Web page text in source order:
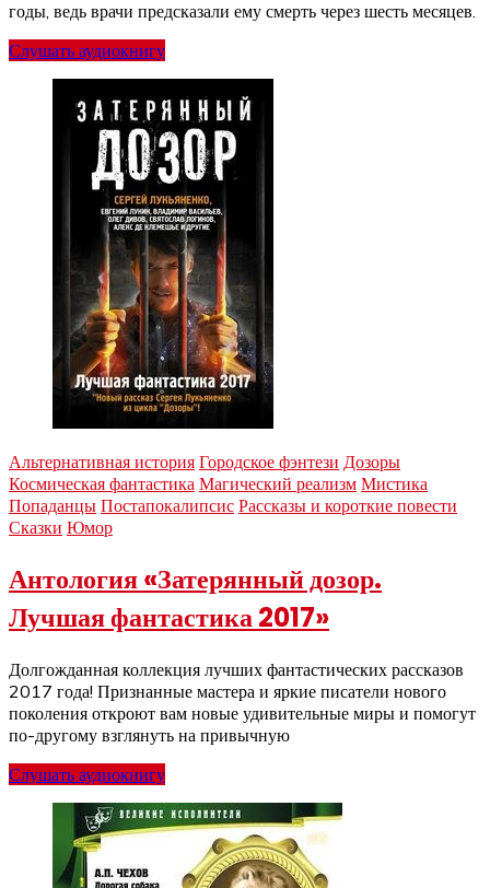
годы, ведь врачи предсказали ему смерть через шесть месяцев.
Слушать аудиокнигу
Альтернативная история Городское фэнтези Дозоры
Космическая фантастика Магический реализм Мистика
Попаданцы Постапокалипсис Рассказы и короткие повести
Сказки Юмор
Антология «Затерянный дозор.
Лучшая фантастика 2017»
Долгожданная коллекция лучших фантастических рассказов
2017 года! Признанные мастера и яркие писатели нового
поколения откроют вам новые удивительные миры и помогут
по-другому взглянуть на привычную
Слушать аудиокнигу